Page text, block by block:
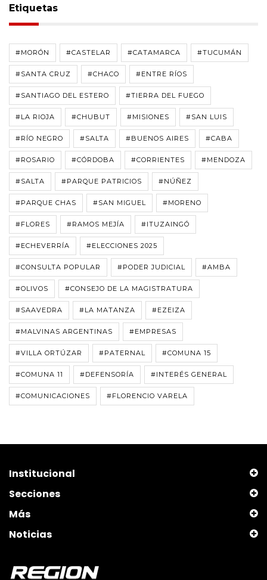
Etiquetas
#MORÓN #CASTELAR #CATAMARCA #TUCUMÁN
#SANTA CRUZ #CHACO #ENTRE RÍOS
#SANTIAGO DEL ESTERO #TIERRA DEL FUEGO
#LA RIOJA #CHUBUT #MISIONES #SAN LUIS
#RÍO NEGRO #SALTA #BUENOS AIRES #CABA
#ROSARIO #CÓRDOBA #CORRIENTES #MENDOZA
#SALTA #PARQUE PATRICIOS #NÚÑEZ
#PARQUE CHAS #SAN MIGUEL #MORENO
#FLORES #RAMOS MEJÍA #ITUZAINGÓ
#ECHEVERRÍA #ELECCIONES 2025
#CONSULTA POPULAR #PODER JUDICIAL #AMBA
#OLIVOS #CONSEJO DE LA MAGISTRATURA
#SAAVEDRA #LA MATANZA #EZEIZA
#MALVINAS ARGENTINAS #EMPRESAS
#VILLA ORTÚZAR #PATERNAL #COMUNA 15
#COMUNA 11 #DEFENSORÍA #INTERÉS GENERAL
#COMUNICACIONES #FLORENCIO VARELA
Institucional
Secciones
Más
Noticias